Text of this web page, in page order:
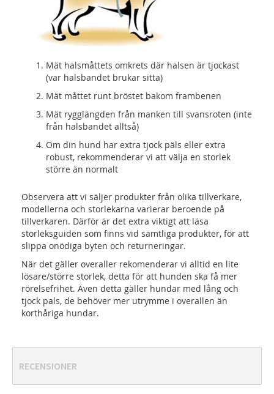
Mät halsmåttets omkrets där halsen är tjockast
(var halsbandet brukar sitta)
Mät måttet runt bröstet bakom frambenen
Mät rygglängden från manken till svansroten (inte
från halsbandet alltså)
Om din hund har extra tjock päls eller extra
robust, rekommenderar vi att välja en storlek
större än normalt
Observera att vi säljer produkter från olika tillverkare,
modellerna och storlekarna varierar beroende på
tillverkaren. Därför är det extra viktigt att läsa
storleksguiden som finns vid samtliga produkter, för att
slippa onödiga byten och returneringar.
När det gäller overaller rekomenderar vi alltid en lite
lösare/större storlek, detta för att hunden ska få mer
rörelsefrihet. Även detta gäller hundar med lång och
tjock pals, de behöver mer utrymme i overallen än
korthåriga hundar.
RECENSIONER